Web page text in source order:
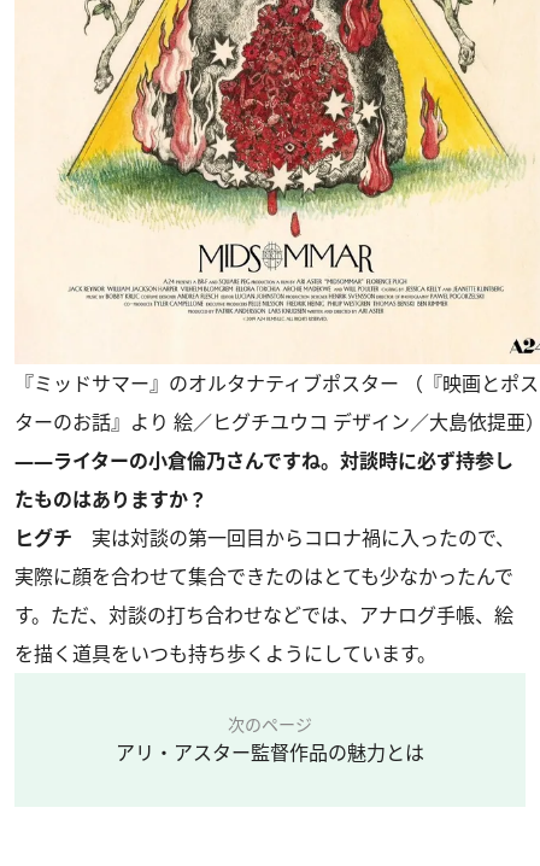
『ミッドサマー』のオルタナティブポスター （『映画とポス
ターのお話』より 絵／ヒグチユウコ デザイン／大島依提亜
――ライターの小倉倫乃さんですね。対談時に必ず持参し
たものはありますか？
ヒグチ 実は対談の第一回目からコロナ禍に入ったので、
実際に顔を合わせて集合できたのはとても少なかったんで
す。ただ、対談の打ち合わせなどでは、アナログ手帳、絵
を描く道具をいつも持ち歩くようにしています。
次のページ
アリ・アスター監督作品の魅力とは